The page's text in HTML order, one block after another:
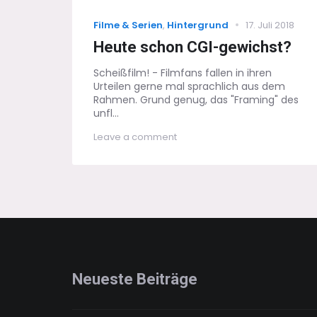
Categories
Filme & Serien, Hintergrund
Posted
on
17. Juli 2018
Heute schon CGI-gewichst?
Scheißfilm! - Filmfans fallen in ihren
Urteilen gerne mal sprachlich aus dem
Rahmen. Grund genug, das "Framing" des
unfl...
Leave a commenton
Neueste Beiträge